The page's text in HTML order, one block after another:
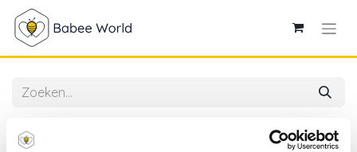
Mabebi | Drinkbeker Magic Oefenbeker Beige 200ml